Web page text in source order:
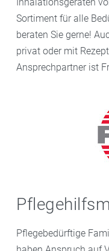
Inhalationsgeräten
Sortiment für alle
beraten Sie gerne!
privat oder mit
Ansprechpartner ist
Pflegebedürftige